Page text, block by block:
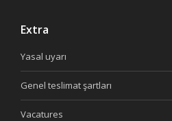
Extra
Yasal uyarı
Genel teslimat şartları
Vacatures